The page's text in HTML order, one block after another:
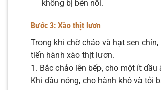
không bị bén nồi.
Bước 3: Xào thịt lươn
Trong khi chờ cháo và hạt sen chín,
tiến hành xào thịt lươn.
1. Bắc chảo lên bếp, cho một ít dầu
Khi dầu nóng, cho hành khô và tỏi